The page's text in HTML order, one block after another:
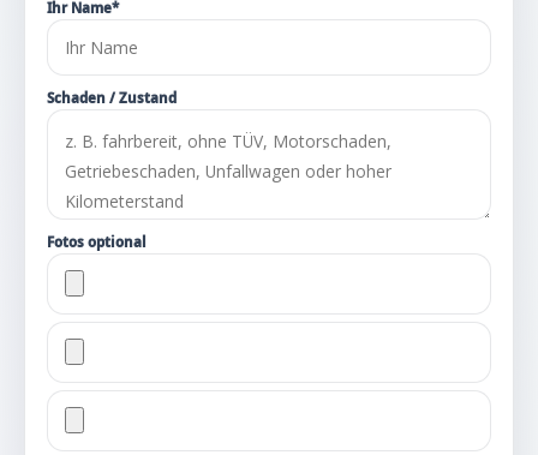
Ihr Name*
Schaden / Zustand
Fotos optional